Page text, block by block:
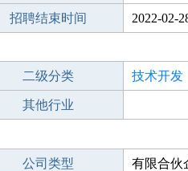
招聘结束时间 2022-02-
二级分类 技术开发
其他行业
公司类型 有限合伙